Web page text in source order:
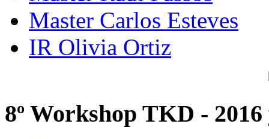
Master Carlos Esteves
IR Olivia Ortiz
8º Workshop TKD - 2016